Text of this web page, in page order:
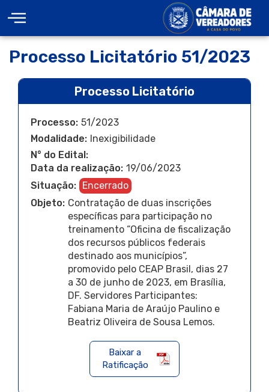
Processo Licitatório 51/2023
Processo Licitatório
Processo: 51/2023
Modalidade: Inexigibilidade
N° do Edital:
Data da realização: 19/06/2023
Situação: Encerrado
Objeto: Contratação de duas inscrições
específicas para participação no
treinamento “Oficina de fiscalização
dos recursos públicos federais
destinado aos municípios”,
promovido pelo CEAP Brasil, dias 27
a 30 de junho de 2023, em Brasília,
DF. Servidores Participantes:
Fabiana Maria de Araújo Paulino e
Beatriz Oliveira de Sousa Lemos.
Baixar a
Ratificação